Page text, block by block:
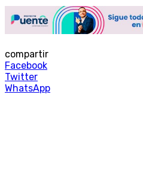
compartir
Facebook
Twitter
WhatsApp